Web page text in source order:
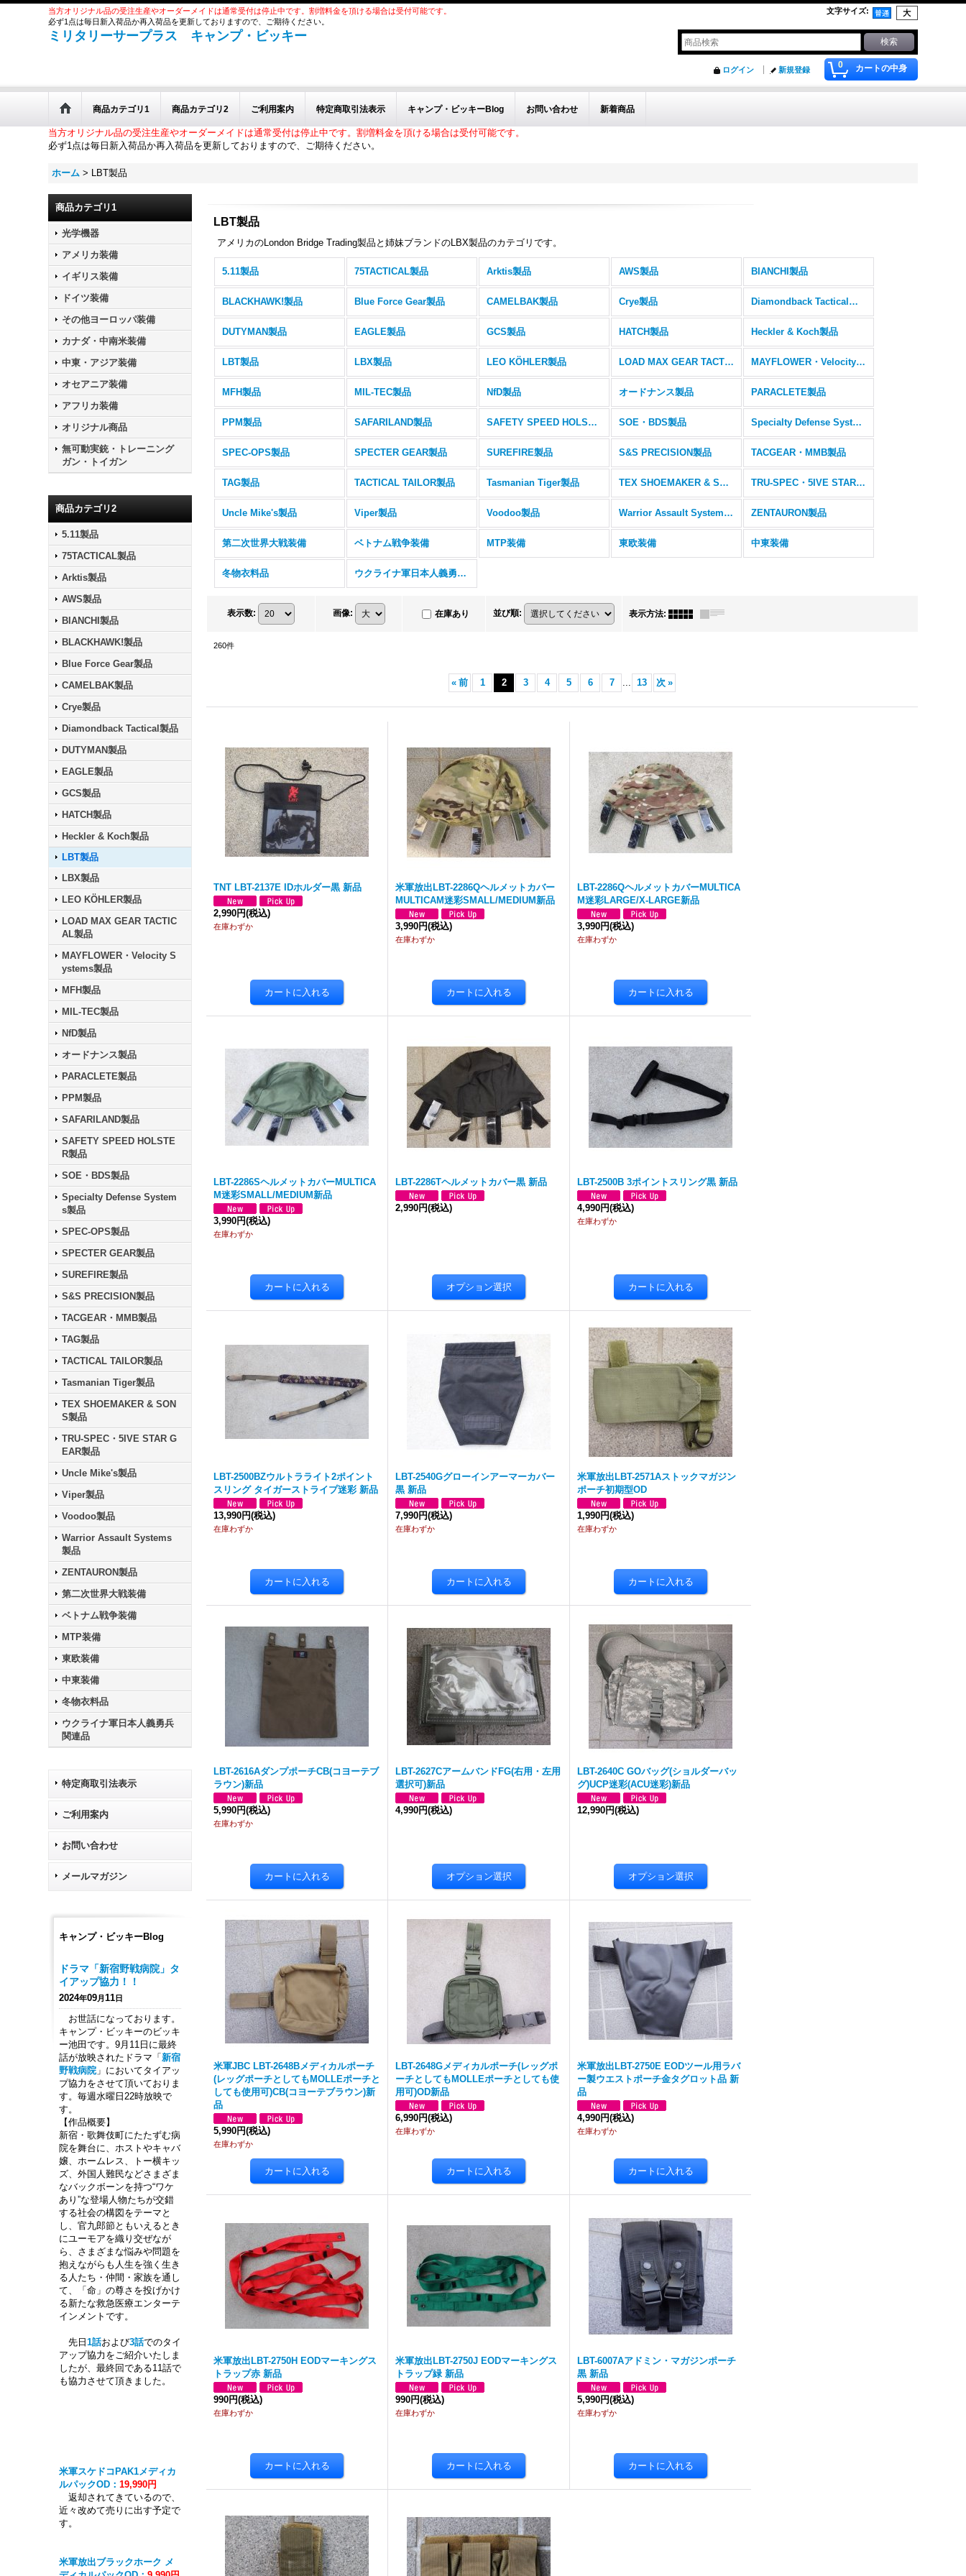
当方オリジナル品の受注生産やオーダーメイドは通常受付は停止中です。割増料金を頂ける場合は受付可能です。
必ず1点は毎日新入荷品か再入荷品を更新しておりますので、ご期待ください。
文字サイズ:
ミリタリーサープラス キャンプ・ビッキー
0 カートの中身
ログイン 新規登録
商品カテゴリ1 商品カテゴリ2 ご利用案内 特定商取引法表示 キャンプ・ビッキーBlog お問い合わせ 新着商品
当方オリジナル品の受注生産やオーダーメイドは通常受付は停止中です。割増料金を頂ける場合は受付可能です。
必ず1点は毎日新入荷品か再入荷品を更新しておりますので、ご期待ください。
ホーム > LBT製品
商品カテゴリ1
光学機器
アメリカ装備
イギリス装備
ドイツ装備
その他ヨーロッパ装備
カナダ・中南米装備
中東・アジア装備
オセアニア装備
アフリカ装備
オリジナル商品
無可動実銃・トレーニング
ガン・トイガン
商品カテゴリ2
5.11製品
75TACTICAL製品
Arktis製品
AWS製品
BIANCHI製品
BLACKHAWK!製品
Blue Force Gear製品
CAMELBAK製品
Crye製品
Diamondback Tactical製品
DUTYMAN製品
EAGLE製品
GCS製品
HATCH製品
Heckler & Koch製品
LBT製品
LBX製品
LEO KÖHLER製品
LOAD MAX GEAR TACTIC
AL製品
MAYFLOWER・Velocity S
ystems製品
MFH製品
MIL-TEC製品
NfD製品
オードナンス製品
PARACLETE製品
PPM製品
SAFARILAND製品
SAFETY SPEED HOLSTE
R製品
SOE・BDS製品
Specialty Defense System
s製品
SPEC-OPS製品
SPECTER GEAR製品
SUREFIRE製品
S&S PRECISION製品
TACGEAR・MMB製品
TAG製品
TACTICAL TAILOR製品
Tasmanian Tiger製品
TEX SHOEMAKER & SON
S製品
TRU-SPEC・5IVE STAR G
EAR製品
Uncle Mike's製品
Viper製品
Voodoo製品
Warrior Assault Systems
製品
ZENTAURON製品
第二次世界大戦装備
ベトナム戦争装備
MTP装備
東欧装備
中東装備
冬物衣料品
ウクライナ軍日本人義勇兵
関連品
特定商取引法表示
ご利用案内
お問い合わせ
メールマガジン
キャンプ・ビッキーBlog
ドラマ「新宿野戦病院」タ
イアップ協力！！
2024年09月11日
お世話になっております。
キャンプ・ビッキーのビッキ
ー池田です。9月11日に最終
話が放映されたドラマ「新宿
野戦病院 」においてタイアッ
プ協力をさせて頂いておりま
す。毎週水曜日22時放映で
す。
【作品概要】
新宿・歌舞伎町にたたずむ病
院を舞台に、ホストやキャバ
嬢、ホームレス、トー横キッ
ズ、外国人難民などさまざま
なバックボーンを持つ“ワケ
あり”な登場人物たちが交錯
する社会の構図をテーマと
し、官九郎節ともいえるとき
にユーモアを織り交ぜなが
ら、さまざまな悩みや問題を
抱えながらも人生を強く生き
る人たち・仲間・家族を通し
て、「命」の尊さを投げかけ
る新たな救急医療エンターテ
インメントです。
先日1話および3話でのタイ
アップ協力をご紹介いたしま
したが、最終回である11話で
も協力させて頂きました。
米軍スケドコPAK1メディカ
ルパックOD：19,990円
返却されてきているので、
近々改めて売りに出す予定で
す。
米軍放出ブラックホーク メ
LBT製品
アメリカのLondon Bridge Trading製品と姉妹ブランドのLBX製品のカテゴリです。
5.11製品 75TACTICAL製品 Arktis製品 AWS製品 BIANCHI製品
BLACKHAWK!製品 Blue Force Gear製品 CAMELBAK製品 Crye製品 Diamondback Tactical製品
DUTYMAN製品 EAGLE製品 GCS製品 HATCH製品 Heckler & Koch製品
LBT製品 LBX製品 LEO KÖHLER製品 LOAD MAX GEAR TACTICAL製品 MAYFLOWER・Velocity Systems製品
MFH製品 MIL-TEC製品 NfD製品 オードナンス製品 PARACLETE製品
PPM製品 SAFARILAND製品 SAFETY SPEED HOLSTER製品 SOE・BDS製品 Specialty Defense Systems製品
SPEC-OPS製品 SPECTER GEAR製品 SUREFIRE製品 S&S PRECISION製品 TACGEAR・MMB製品
TAG製品 TACTICAL TAILOR製品 Tasmanian Tiger製品 TEX SHOEMAKER & SONS製品 TRU-SPEC・5IVE STAR GEAR製品
Uncle Mike's製品 Viper製品 Voodoo製品 Warrior Assault Systems製品 ZENTAURON製品
第二次世界大戦装備 ベトナム戦争装備 MTP装備 東欧装備 中東装備
冬物衣料品 ウクライナ軍日本人義勇兵関連品
表示数: 画像: 在庫あり 並び順: 表示方法:
260件
« 前 1 2 3 4 5 6 7 ... 13 次 »
TNT LBT-2137E IDホルダー黒 新品
2,990円(税込)
在庫わずか
米軍放出LBT-2286Qヘルメットカバー
MULTICAM迷彩SMALL/MEDIUM新品
3,990円(税込)
在庫わずか
LBT-2286QヘルメットカバーMULTICA
M迷彩LARGE/X-LARGE新品
3,990円(税込)
在庫わずか
LBT-2286SヘルメットカバーMULTICA
M迷彩SMALL/MEDIUM新品
3,990円(税込)
在庫わずか
LBT-2286Tヘルメットカバー黒 新品
2,990円(税込)
LBT-2500B 3ポイントスリング黒 新品
4,990円(税込)
在庫わずか
LBT-2500BZウルトラライト2ポイント
スリング タイガーストライプ迷彩 新品
13,990円(税込)
在庫わずか
LBT-2540Gグローインアーマーカバー
黒 新品
7,990円(税込)
在庫わずか
米軍放出LBT-2571Aストックマガジン
ポーチ初期型OD
1,990円(税込)
在庫わずか
LBT-2616AダンプポーチCB(コヨーテブ
ラウン)新品
5,990円(税込)
在庫わずか
LBT-2627CアームバンドFG(右用・左用
選択可)新品
4,990円(税込)
LBT-2640C GOバッグ(ショルダーバッ
グ)UCP迷彩(ACU迷彩)新品
12,990円(税込)
米軍JBC LBT-2648Bメディカルポーチ
(レッグポーチとしてもMOLLEポーチと
しても使用可)CB(コヨーテブラウン)新
品
5,990円(税込)
在庫わずか
LBT-2648Gメディカルポーチ(レッグポ
ーチとしてもMOLLEポーチとしても使
用可)OD新品
6,990円(税込)
在庫わずか
米軍放出LBT-2750E EODツール用ラバ
ー製ウエストポーチ金タグロット品 新
品
4,990円(税込)
在庫わずか
米軍放出LBT-2750H EODマーキングス
トラップ赤 新品
990円(税込)
在庫わずか
米軍放出LBT-2750J EODマーキングス
トラップ緑 新品
990円(税込)
在庫わずか
LBT-6007Aアドミン・マガジンポーチ
黒 新品
5,990円(税込)
在庫わずか